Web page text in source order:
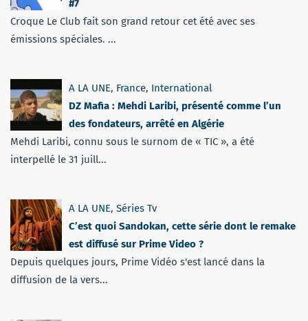
#7
Croque Le Club fait son grand retour cet été avec ses
émissions spéciales. ...
A LA UNE, France, International
DZ Mafia : Mehdi Laribi, présenté comme l’un
des fondateurs, arrêté en Algérie
Mehdi Laribi, connu sous le surnom de « TIC », a été
interpellé le 31 juill...
A LA UNE, Séries Tv
C’est quoi Sandokan, cette série dont le remake
est diffusé sur Prime Video ?
Depuis quelques jours, Prime Vidéo s'est lancé dans la
diffusion de la vers...